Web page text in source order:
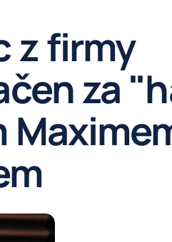
z firmy
za